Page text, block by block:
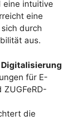
eine intuitive
eine
durch
aus.
Digitalisierung
für E-
ZUGFeRD-
die